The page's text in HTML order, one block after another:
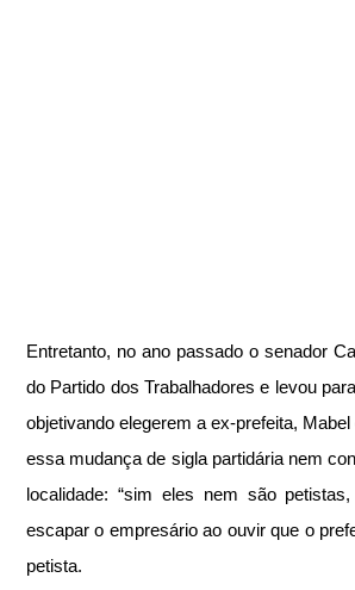
Entretanto, no ano passado o senador
do Partido dos Trabalhadores e levou
objetivando elegerem a ex-prefeita,
essa mudança de sigla partidária nem
localidade: “sim eles nem são
escapar o empresário ao ouvir que o
petista.